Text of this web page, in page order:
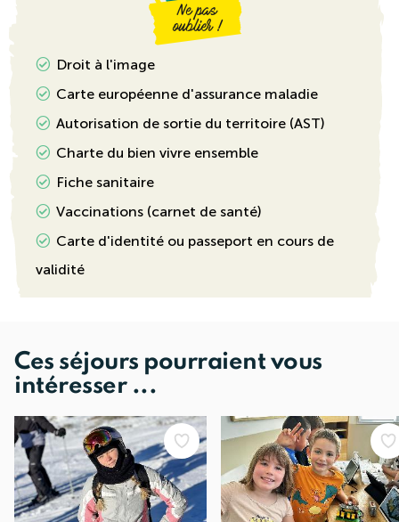
Droit à l'image
Carte européenne d'assurance maladie
Autorisation de sortie du territoire (AST)
Charte du bien vivre ensemble
Fiche sanitaire
Vaccinations (carnet de santé)
Carte d'identité ou passeport en cours de
validité
Ces séjours pourraient vous
intéresser ...